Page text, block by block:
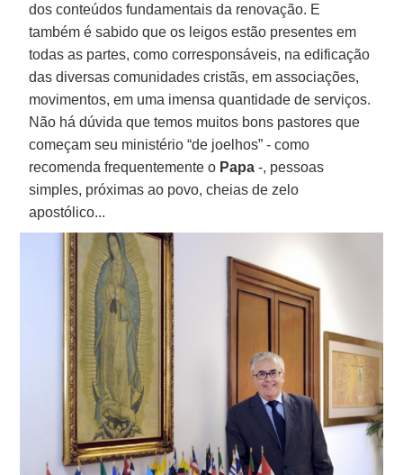
dos conteúdos fundamentais da renovação. E
também é sabido que os leigos estão presentes em
todas as partes, como corresponsáveis, na edificação
das diversas comunidades cristãs, em associações,
movimentos, em uma imensa quantidade de serviços.
Não há dúvida que temos muitos bons pastores que
começam seu ministério “de joelhos” - como
recomenda frequentemente o Papa -, pessoas
simples, próximas ao povo, cheias de zelo
apostólico...